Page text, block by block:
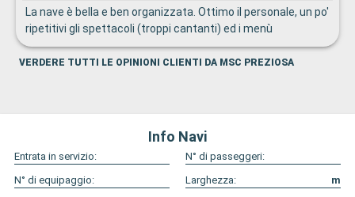
La nave è bella e ben organizzata. Ottimo il personale, un po'
ripetitivi gli spettacoli (troppi cantanti) ed i menù
VERDERE TUTTI LE OPINIONI CLIENTI DA MSC PREZIOSA
Info Navi
Entrata in servizio:
N° di passeggeri:
N° di equipaggio:
Larghezza:
m